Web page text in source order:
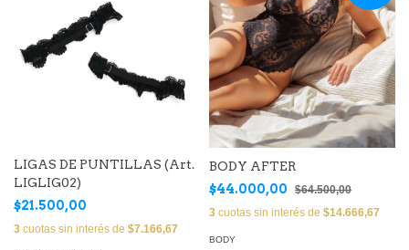
LIGAS DE PUNTILLAS (Art.
LIGLIG02)
$21.500,00
3 cuotas sin interés de $7.166,67
BODY AFTER
$44.000,00
$64.500,00
3 cuotas sin interés de $14.666,67
BODY